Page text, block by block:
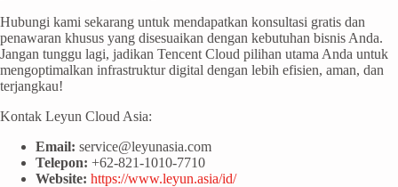
Hubungi kami sekarang untuk mendapatkan konsultasi gratis dan
penawaran khusus yang disesuaikan dengan kebutuhan bisnis Anda.
Jangan tunggu lagi, jadikan Tencent Cloud pilihan utama Anda untuk
mengoptimalkan infrastruktur digital dengan lebih efisien, aman, dan
terjangkau!
Kontak Leyun Cloud Asia:
Email: service@leyunasia.com
Telepon: +62-821-1010-7710
Website: https://www.leyun.asia/id/